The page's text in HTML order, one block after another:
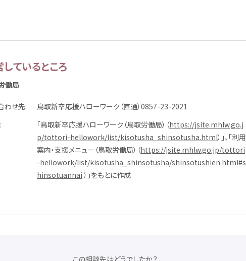
しているところ
働局
わせ先 鳥取新卒応援ハローワーク（直通）0857-23-2021
「鳥取新卒応援ハローワーク（鳥取労働局）（https://jsite.mhlw.go.j
p/tottori-hellowork/list/kisotusha_shinsotusha.html）」、「利用
案内・支援メニュー（鳥取労働局）（https://jsite.mhlw.go.jp/tottori
-hellowork/list/kisotusha_shinsotusha/shinsotushien.html#s
hinsotuannai）」をもとに作成
この相談先はどうでしたか？